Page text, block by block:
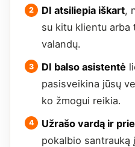
DI atsiliepia iškart,
su kitu klientu
valandų.
DI balso asistentė
pasisveikina jūsų
ko žmogui reikia.
Užrašo vardą ir
pokalbio santrauką